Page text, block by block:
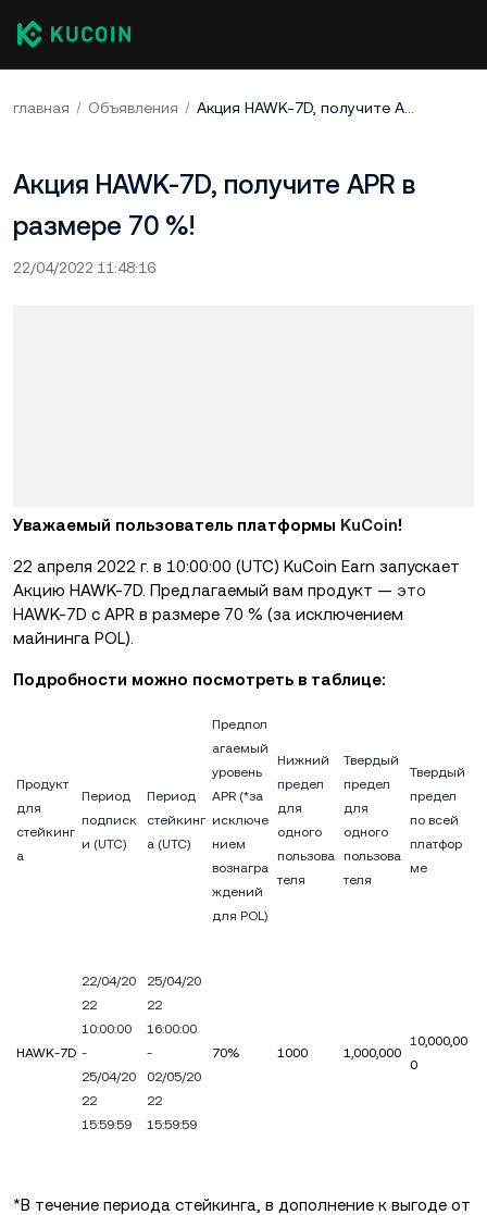
главная Объявления Акция HAWK-7D, получите APR в размере 70 %!​
Акция HAWK-7D, получите APR в
размере 70 %!​
22/04/2022 11:48:16
Уважаемый пользователь платформы KuCoin!
22 апреля 2022 г. в 10:00:00 (UTC) KuCoin Earn запускает
Акцию HAWK-7D. Предлагаемый вам продукт — это
HAWK-7D с APR в размере 70 % (за исключением
майнинга POL).
Подробности можно посмотреть в таблице:
Продукт
для
стейкинг
а
Период
подписк
и (UTC)
Период
стейкинг
а (UTC)
Предпол
агаемый
уровень
APR (*за
исключе
нием
вознагра
ждений
для POL)
Нижний
предел
для
одного
пользова
теля
Твердый
предел
для
одного
пользова
теля
Твердый
предел
по всей
платфор
ме
HAWK-7D
22/04/20
22
10:00:00
-
25/04/20
22
15:59:59
25/04/20
22
16:00:00
-
02/05/20
22
15:59:59
70% 1000 1,000,000
10,000,00
0
*В течение периода стейкинга, в дополнение к выгоде от